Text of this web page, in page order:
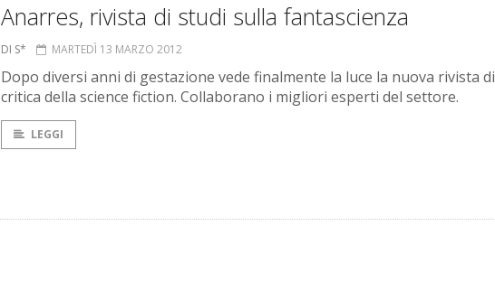
Anarres, rivista di studi sulla fantascienza
DI S* MARTEDÌ 13 MARZO 2012
Dopo diversi anni di gestazione vede finalmente la luce la nuova rivista di
critica della science fiction. Collaborano i migliori esperti del settore.
LEGGI